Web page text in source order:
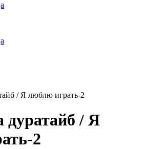
/ Я люблю играть-2
дуратайб / Я
2